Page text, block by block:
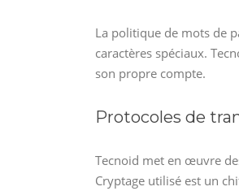
La politique de mots de
caractères spéciaux.
son propre compte.
Protocoles de
Tecnoid met en œuvre
Cryptage utilisé est un